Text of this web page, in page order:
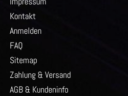
Kontakt
Anmelden
FAQ
Sitemap
Zahlung & Versand
AGB & Kundeninfo